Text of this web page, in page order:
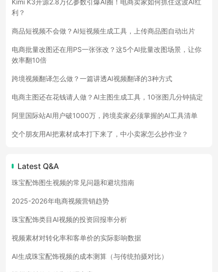
Kimi K3开源2.8万亿参数引爆AI圈！电商卖家如何抓住这波AI红
利？
商品短视频不会做？AI短视频生成工具，上传商品图自动出片
电商批量改图还在用PS一张张改？这5个AI批量改图场景，让你
效率翻10倍
跨境视频翻译怎么做？一篇讲透AI视频翻译的3种方式
电商主图还在花钱请人做？AI主图生成工具，10张图几分钟搞定
阿里国际站AI用户破1000万，跨境卖家必须掌握的AI工具清单
交个朋友用AI把素材成本打下来了，中小卖家怎么抄作业？
Latest Q&A
珠宝配饰图生视频的常见问题和避坑指南
2025-2026年电商视频营销趋势
珠宝配饰类目AI视频的投资回报率分析
视频素材对转化率和客单价的实际影响数据
AI生成珠宝配饰视频的成本测算（与传统拍摄对比）